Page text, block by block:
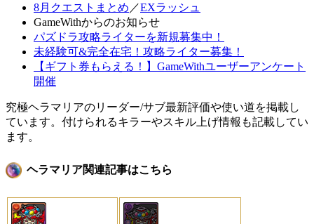
8月クエストまとめ ／EXラッシュ
GameWithからのお知らせ
パズドラ攻略ライターを新規募集中！
未経験可&完全在宅！攻略ライター募集！
【ギフト券もらえる！】GameWithユーザーアンケート
開催
究極ヘラマリアのリーダー/サブ最新評価や使い道を掲載し
ています。付けられるキラーやスキル上げ情報も記載してい
ます。
ヘラマリア関連記事はこちら